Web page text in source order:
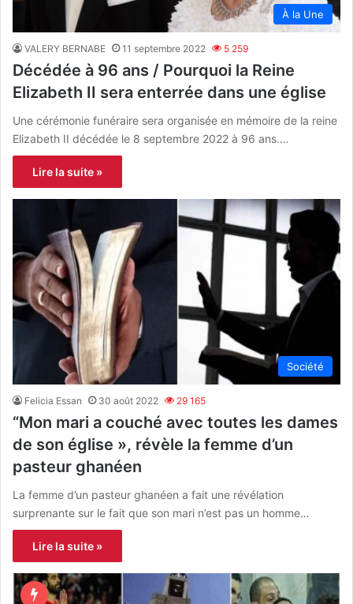
À la Une
VALERY BERNABE 11 septembre 2022 5 259
Décédée à 96 ans / Pourquoi la Reine
Elizabeth II sera enterrée dans une église
Une cérémonie funéraire sera organisée en mémoire de la reine
Elizabeth II décédée le 8 septembre 2022 à 96 ans.…
Lire la suite »
Société
Felicia Essan 30 août 2022 29 165
“Mon mari a couché avec toutes les dames
de son église », révèle la femme d’un
pasteur ghanéen
La femme d’un pasteur ghanéen a fait une révélation
surprenante sur le fait que son mari n’est pas un homme…
Lire la suite »